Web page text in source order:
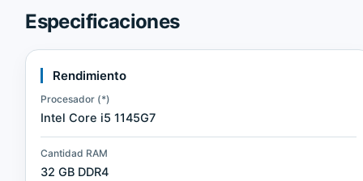
Especificaciones
Rendimiento
Procesador (*)
Intel Core i5 1145G7
Cantidad RAM
32 GB DDR4